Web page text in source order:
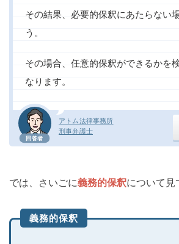
回答者
アトム法律事務所
刑事弁護士
その結果、必要的保釈にあたらない
う。
その場合、任意的保釈ができるかを
なります。
では、さいごに義務的保釈について見
義務的保釈